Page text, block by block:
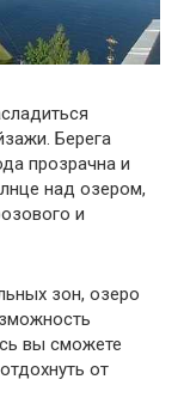
Берега
прозрачна и
над озером,
и
зон, озеро
вы сможете
от